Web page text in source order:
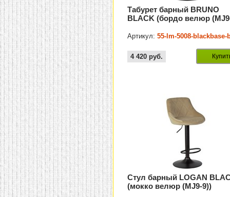
Табурет барный BRUNO
BLACK (бордо велюр
Артикул:55-lm-5008-blackbase-
4 420 руб.
Стул барный LOGAN
(мокко велюр (MJ9-9))